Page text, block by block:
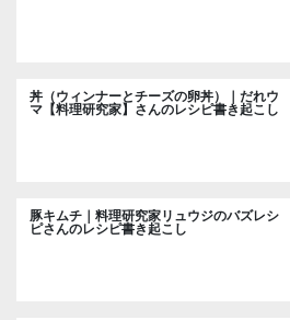
丼（ウィンナーとチーズの卵丼）｜だれウ
マ【料理研究家】さんのレシピ書き起こし
豚キムチ｜料理研究家リュウジのバズレシ
ピさんのレシピ書き起こし